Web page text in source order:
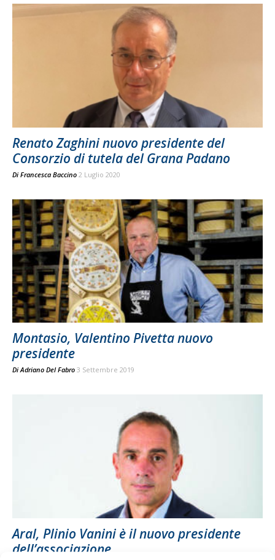
Renato Zaghini nuovo presidente del
Consorzio di tutela del Grana Padano
Di Francesca Baccino 2 Luglio 2020
Montasio, Valentino Pivetta nuovo
presidente
DiAdriano Del Fabro 3 Settembre 2019
Aral, Plinio Vanini è il nuovo presidente
dell’associazione